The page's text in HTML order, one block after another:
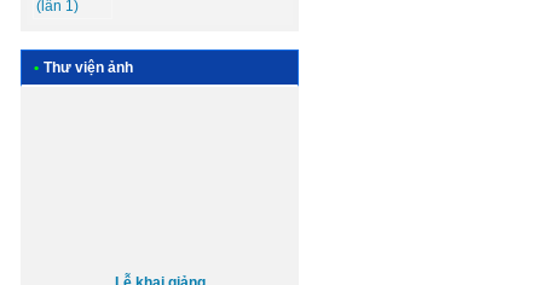
• Thư viện ảnh
Lễ khai giảng